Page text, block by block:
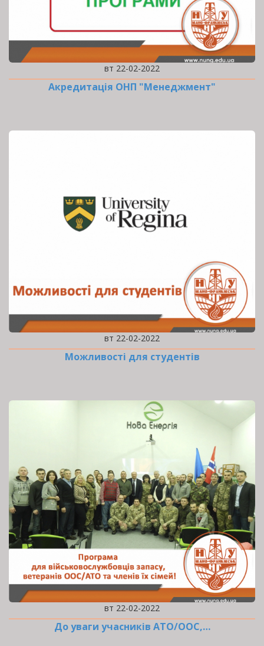
вт 22-02-2022
Акредитація ОНП "Менеджмент"
вт 22-02-2022
Можливості для студентів
вт 22-02-2022
До уваги учасників АТО/ООС,…